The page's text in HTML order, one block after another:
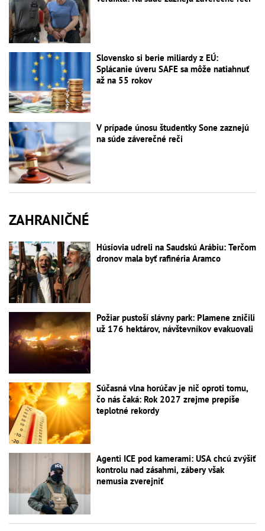
Slovensko si berie miliardy z EÚ:
Splácanie úveru SAFE sa môže natiahnuť
až na 55 rokov
V prípade únosu študentky Sone zaznejú
na súde záverečné reči
ZAHRANIČNÉ
Húsíovia udreli na Saudskú Arábiu: Terčom
dronov mala byť rafinéria Aramco
Požiar pustoší slávny park: Plamene zničili
už 176 hektárov, návštevníkov evakuovali
Súčasná vlna horúčav je nič oproti tomu,
čo nás čaká: Rok 2027 zrejme prepíše
teplotné rekordy
Agenti ICE pod kamerami: USA chcú zvýšiť
kontrolu nad zásahmi, zábery však
nemusia zverejniť